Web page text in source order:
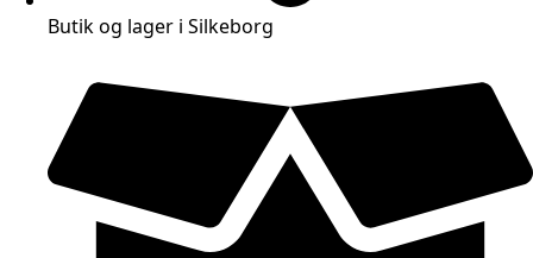
Butik og lager i Silkeborg